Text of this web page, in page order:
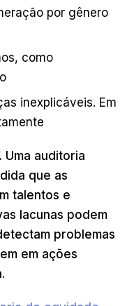
por gênero
como
inexplicáveis. Em
Uma auditoria
que as
talentos e
lacunas podem
problemas
em ações